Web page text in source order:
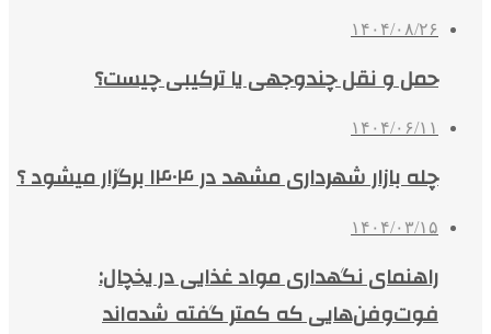
۱۴۰۴/۰۸/۲۶
حمل و نقل چندوجهی یا ترکیبی چیست؟
۱۴۰۴/۰۶/۱۱
چله بازار شهرداری مشهد در ۱۴۰۴ برگزار میشود ؟
۱۴۰۴/۰۳/۱۵
راهنمای نگهداری مواد غذایی در یخچال:
فوت‌وفن‌هایی که کمتر گفته شده‌اند